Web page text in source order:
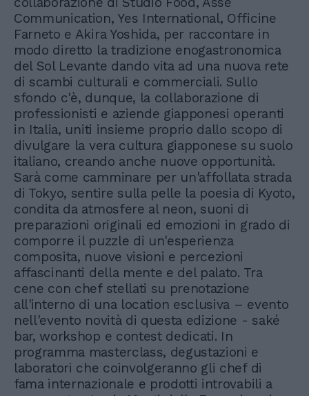
Communication, Yes International, Officine
Farneto e Akira Yoshida, per raccontare in
modo diretto la tradizione enogastronomica
del Sol Levante dando vita ad una nuova rete
di scambi culturali e commerciali. Sullo
sfondo c'è, dunque, la collaborazione di
professionisti e aziende giapponesi operanti
in Italia, uniti insieme proprio dallo scopo di
divulgare la vera cultura giapponese su suolo
italiano, creando anche nuove opportunità.
Sarà come camminare per un'affollata strada
di Tokyo, sentire sulla pelle la poesia di Kyoto,
condita da atmosfere al neon, suoni di
preparazioni originali ed emozioni in grado di
comporre il puzzle di un'esperienza
composita, nuove visioni e percezioni
affascinanti della mente e del palato. Tra
cene con chef stellati su prenotazione
all'interno di una location esclusiva – evento
nell'evento novità di questa edizione - saké
bar, workshop e contest dedicati. In
programma masterclass, degustazioni e
laboratori che coinvolgeranno gli chef di
fama internazionale e prodotti introvabili a